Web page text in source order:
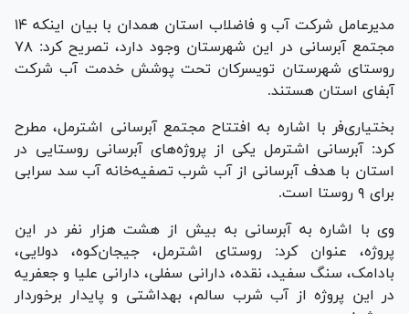
مدیرعامل شرکت آب و فاضلاب استان همدان با بیان اینکه ۱۴
مجتمع آبرسانی در این شهرستان وجود دارد، تصریح کرد: ۷۸
روستای شهرستان تویسرکان تحت پوشش خدمت آب شرکت
آبفای استان هستند.
بختیاری‌فر با اشاره به افتتاح مجتمع آبرسانی اشترمل، مطرح
کرد: آبرسانی اشترمل یکی از پروژه‌های آبرسانی روستایی در
استان با هدف آبرسانی از آب شرب تصفیه‌خانه آب سد سرابی
برای ۹ روستا است.
وی با اشاره به آبرسانی به بیش از هشت هزار نفر در این
پروژه، عنوان کرد: روستای اشترمل، جیجان‌کوه، دولایی،
بادامک، سنگ سفید، نقده، دارانی سفلی، دارانی علیا و جعفریه
در این پروژه از آب شرب سالم، بهداشتی و پایدار برخوردار